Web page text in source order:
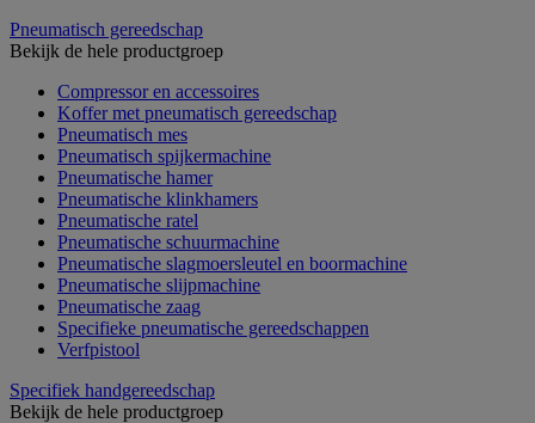
Pneumatisch gereedschap
Bekijk de hele productgroep
Compressor en accessoires
Koffer met pneumatisch gereedschap
Pneumatisch mes
Pneumatisch spijkermachine
Pneumatische hamer
Pneumatische klinkhamers
Pneumatische ratel
Pneumatische schuurmachine
Pneumatische slagmoersleutel en boormachine
Pneumatische slijpmachine
Pneumatische zaag
Specifieke pneumatische gereedschappen
Verfpistool
Specifiek handgereedschap
Bekijk de hele productgroep